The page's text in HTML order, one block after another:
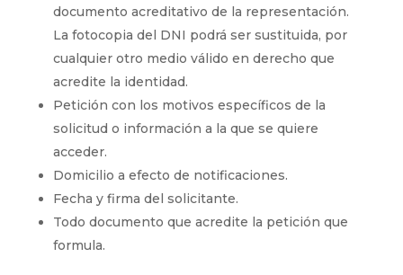
documento acreditativo de la representación.
La fotocopia del DNI podrá ser sustituida, por
cualquier otro medio válido en derecho que
acredite la identidad.
Petición con los motivos específicos de la
solicitud o información a la que se quiere
acceder.
Domicilio a efecto de notificaciones.
Fecha y firma del solicitante.
Todo documento que acredite la petición que
formula.